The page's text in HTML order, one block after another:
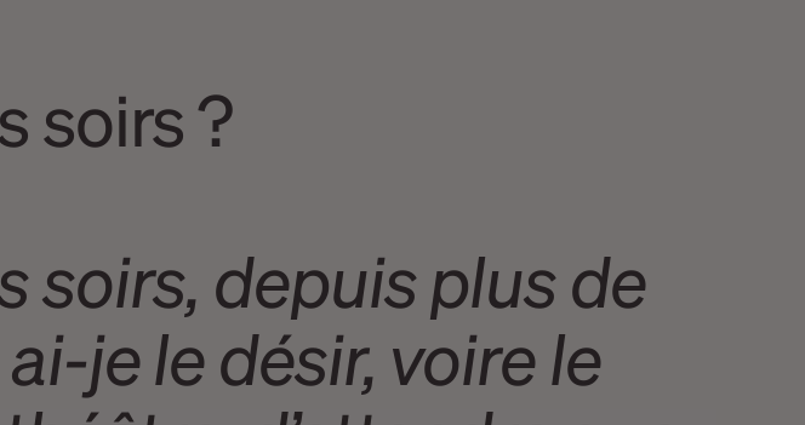
soirs ?
soirs, depuis plus de
je le désir, voire le